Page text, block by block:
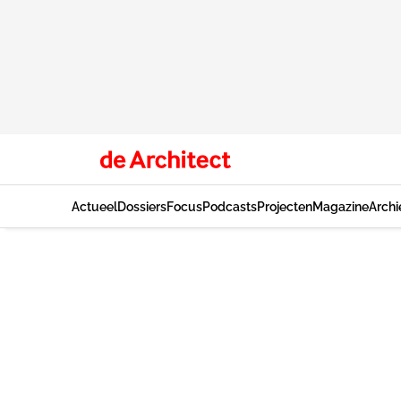
ActueelDossiersFocusPodcastsProjectenMagazine